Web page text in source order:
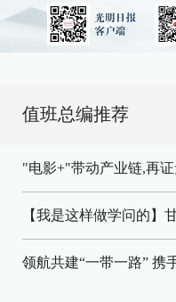
值班总编推荐
"电影+"带动产业链,再
【我是这样做学问的】
领航共建“一带一路” 携